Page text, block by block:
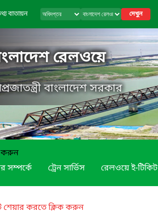
বাতায়ন দেখুন
রেলওয়ে
বাংলাদেশ সরকার
করুন
সম্পর্কে
ট্রেন সার্ভিস রেলওয়ে ই-টিকিট
শেয়ার করতে ক্লিক করুন